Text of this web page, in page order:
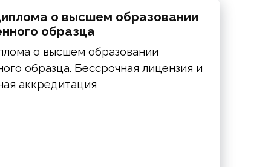
о высшем образовании
образца
о высшем образовании
образца. Бессрочная лицензия и
аккредитация